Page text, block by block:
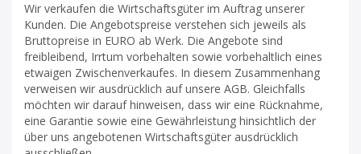
Wir verkaufen die Wirtschaftsgüter im Auftrag unserer
Kunden. Die Angebotspreise verstehen sich jeweils als
Bruttopreise in EURO ab Werk. Die Angebote sind
freibleibend, Irrtum vorbehalten sowie vorbehaltlich eines
etwaigen Zwischenverkaufes. In diesem Zusammenhang
verweisen wir ausdrücklich auf unsere AGB. Gleichfalls
möchten wir darauf hinweisen, dass wir eine Rücknahme,
eine Garantie sowie eine Gewährleistung hinsichtlich der
über uns angebotenen Wirtschaftsgüter ausdrücklich